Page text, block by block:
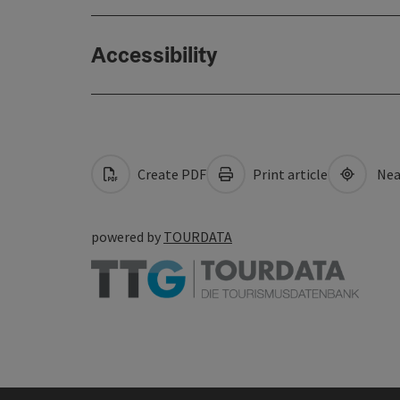
Accessibility
Create PDF Print article
powered by TOURDATA